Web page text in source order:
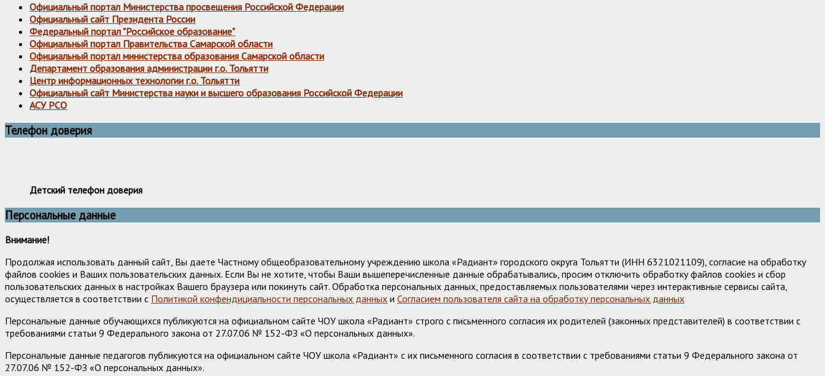
Официальный портал Министерства просвещения Российской Федерации
Официальный сайт Президента России
Федеральный портал "Российское образование"
Официальный портал Правительства Самарской области
Официальный портал министерства образования Самарской области
Департамент образования администрации г.о. Тольятти
Центр информационных технологии г.о. Тольятти
Официальный сайт Министерства науки и высшего образования Российской Федерации
АСУ РСО
Телефон доверия
Детский телефон доверия
Персональные данные
Внимание!
Продолжая использовать данный сайт, Вы даете Частному общеобразовательному учреждению школа «Радиант» городского округа Тольятти (ИНН 6321021109), согласие на обработку
файлов cookies и Ваших пользовательских данных. Если Вы не хотите, чтобы Ваши вышеперечисленные данные обрабатывались, просим отключить обработку файлов cookies и сбор
пользовательских данных в настройках Вашего браузера или покинуть сайт. Обработка персональных данных, предоставляемых пользователями через интерактивные сервисы сайта,
осуществляется в соответствии с Политикой конфендициальности персональных данных и Согласием пользователя сайта на обработку персональных данных
Персональные данные обучающихся публикуются на официальном сайте ЧОУ школа «Радиант» строго с письменного согласия их родителей (законных представителей) в соответствии с
требованиями статьи 9 Федерального закона от 27.07.06 № 152-ФЗ «О персональных данных».
Персональные данные педагогов публикуются на официальном сайте ЧОУ школа «Радиант» с их письменного согласия в соответствии с требованиями статьи 9 Федерального закона от
27.07.06 № 152-ФЗ «О персональных данных».